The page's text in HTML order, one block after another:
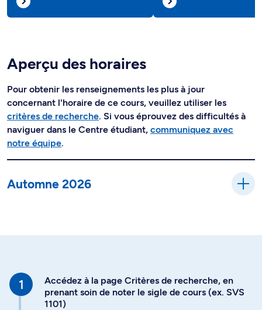
Aperçu des horaires
Pour obtenir les renseignements les plus à jour
concernant l'horaire de ce cours, veuillez utiliser les
critères de recherche. Si vous éprouvez des difficultés à
naviguer dans le Centre étudiant, communiquez avec
notre équipe.
Automne 2026
Accédez à la page Critères de recherche, en
prenant soin de noter le sigle de cours (ex. SVS
1101)